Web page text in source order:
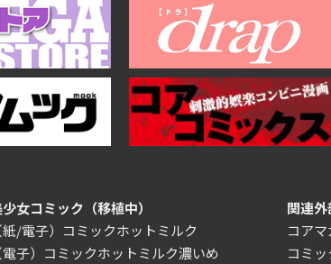
女コミック（移植中）
紙/電子）コミックホットミルク
電子）コミックホットミルク濃いめ
関連
コア
コミ